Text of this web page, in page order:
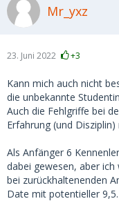
Mr_yxz
23. Juni 2022 +3
Kann mich auch nicht
die unbekannte
Auch die Fehlgriffe bei
Erfahrung (und Disziplin)
Als Anfänger 6
dabei gewesen, aber ich
bei zurückhaltenenden
Date mit potentieller